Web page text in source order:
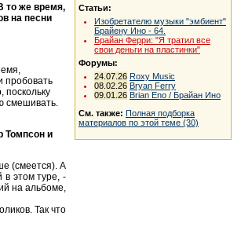
то же время,
на песни
пробовать
поскольку
смешивать.
Томпсон и
(смеется). А
в этом туре, -
на альбоме,
Так что
Статьи:
Изобретателю музыки "эмбиент"
Брайену Ино - 64.
Брайан Ферри: "Я тратил все
свои деньги на пластинки"
Форумы:
24.07.26 Roxy Music
08.02.26 Bryan Ferry
09.01.26 Brian Eno / Брайан Ино
См. также: Полная подборка
материалов по этой теме (30)